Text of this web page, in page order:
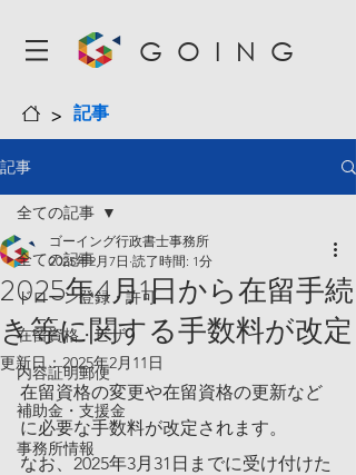
GOING
> 記事
記事
全ての記事
ドローン登録・許可
在留資格・ビザ
内容証明郵便
補助金・支援金
事務所情報
全ての記事
2025年4月1日から在留手続
き等に関する手数料が改定
ゴーイング行政書士事務所
2025年2月7日 読了時間: 1分
更新日：2025年2月11日
在留資格の変更や在留資格の更新など
に必要な手数料が改定されます。
なお、2025年3月31日までに受け付けた